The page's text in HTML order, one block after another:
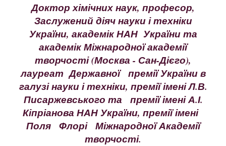
Доктор хімічнихнаук, професор,
Заслужений діяч науки і техніки
України, академік НАН України та
академік Міжнародної академії
творчості (Москва - Сан-Дієго),
лауреат Державної премії України в
галузі науки і техніки, преміїіменіЛ.В.
Писаржевського та премії імені А.І.
Кіпріанова НАН України, премії імені
Поля Флорі Міжнародної Академії
творчості.